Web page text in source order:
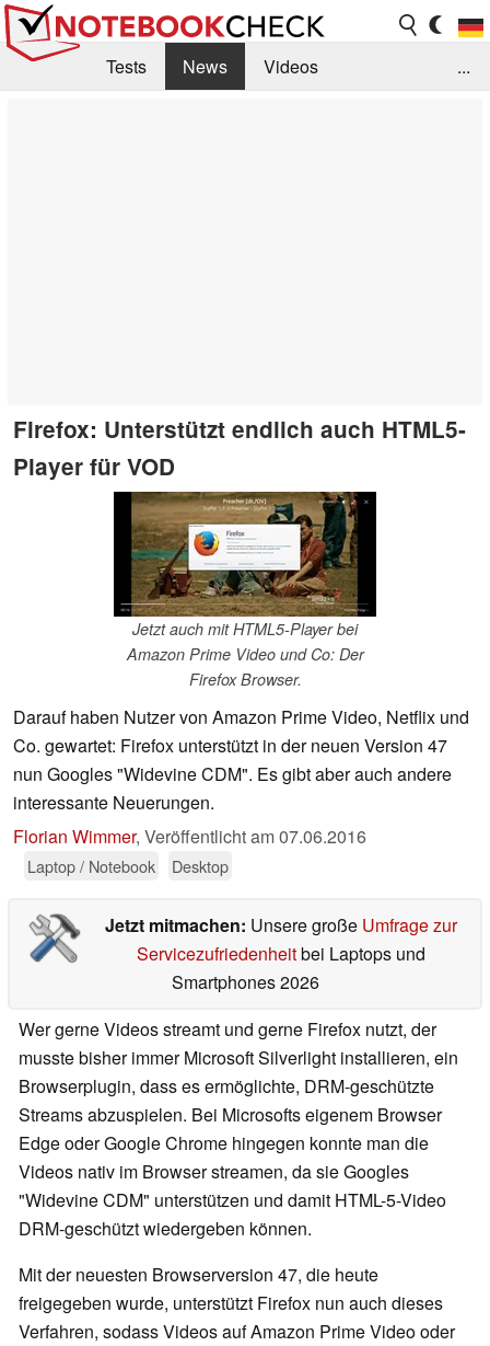
Tests News
Videos
...
Firefox: Unterstützt endlich auch HTML5-
Player für VOD
Jetzt auch mit HTML5-Player bei
Amazon Prime Video und Co: Der
Firefox Browser.
Darauf haben Nutzer von Amazon Prime Video, Netflix und
Co. gewartet: Firefox unterstützt in der neuen Version 47
nun Googles "Widevine CDM". Es gibt aber auch andere
interessante Neuerungen.
Florian Wimmer, Veröffentlicht am07.06.2016
Laptop / Notebook Desktop
Jetzt mitmachen: Unsere große Umfrage zur
Servicezufriedenheitbei Laptops und
Smartphones 2026
Wer gerne Videos streamt und gerne Firefox nutzt, der
musste bisher immer Microsoft Silverlight installieren, ein
Browserplugin, dass es ermöglichte, DRM-geschützte
Streams abzuspielen. Bei Microsofts eigenem Browser
Edge oder Google Chrome hingegen konnte man die
Videos nativ im Browser streamen, da sie Googles
"Widevine CDM" unterstützen und damit HTML-5-Video
DRM-geschützt wiedergeben können.
Mit der neuesten Browserversion 47, die heute
freigegeben wurde, unterstützt Firefox nun auch dieses
Verfahren, sodass Videos auf Amazon Prime Video oder